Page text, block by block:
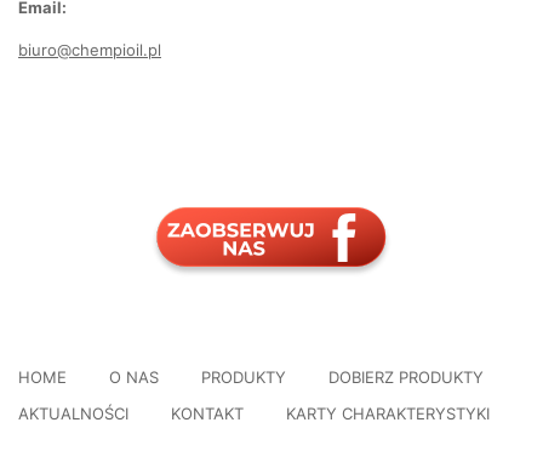
Email:
biuro@chempioil.pl
HOME O NAS PRODUKTY
DOBIERZ PRODUKTY
AKTUALNOŚCI
KONTAKT KARTY CHARAKTERYSTYKI